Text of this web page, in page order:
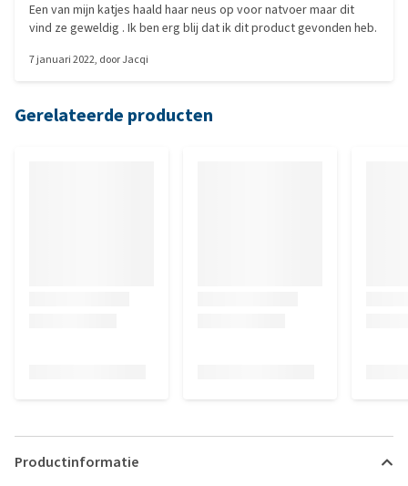
Een van mijn katjes haald haar neus op voor natvoer maar dit
vind ze geweldig . Ik ben erg blij dat ik dit product gevonden heb.
7 januari 2022, doorJacqi
Gerelateerde producten
Productinformatie